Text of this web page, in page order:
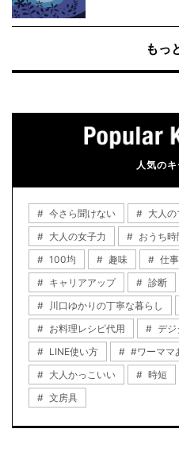
もっ
人気の
今さら聞けない 大人の
大人の女子力
おうち時
100均
趣味 仕
キャリアアップ
診断
川口ゆかりの丁寧な暮らし
お料理レシピ代用
デジ
LINE使い方
#ワーママ
大人かっこいい
時短
文房具